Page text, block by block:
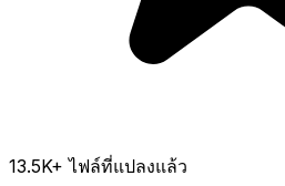
13.5K+ ไฟล์ที่แปลงแล้ว